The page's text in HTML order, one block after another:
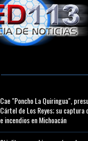
Cae "Poncho La Quiringua",
Cártel de Los Reyes; su captura
e incendios en Michoacán